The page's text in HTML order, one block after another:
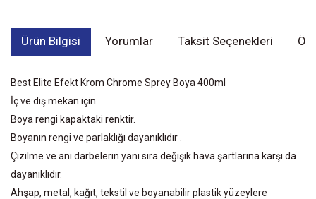
Ürün Bilgisi Yorumlar Taksit Seçenekleri
Best Elite Efekt Krom Chrome Sprey Boya 400ml
İç ve dış mekan için.
Boya rengi kapaktaki renktir.
Boyanın rengi ve parlaklığı dayanıklıdır .
Çizilme ve ani darbelerin yanı sıra değişik hava şartlarına karşı da
dayanıklıdır.
Ahşap, metal, kağıt, tekstil ve boyanabilir plastik yüzeylere